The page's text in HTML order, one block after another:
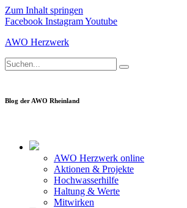
Zum Inhalt springen
Facebook InstagramYoutube
AWO Herzwerk
Blog der AWO Rheinland
AWO Herzwerk online
Aktionen & Projekte
Hochwasserhilfe
Haltung & Werte
Mitwirken